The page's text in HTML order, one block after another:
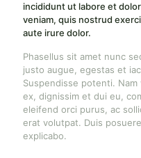
incididunt ut labore et
veniam, quis nostrud
aute irure dolor.
Phasellus sit amet nunc
justo augue, egestas et
Suspendisse potenti.
ex, dignissim et dui eu,
eleifend orci purus, ac
erat volutpat. Duis
explicabo.